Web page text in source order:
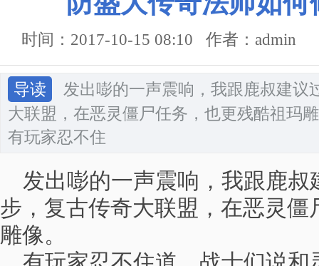
时间：2017-10-15 08:10 作者：admin
导读
发出嘭的一声震响，我跟鹿叔建议
大联盟，在恶灵僵尸任务，也更残酷祖玛
有玩家忍不住
发出嘭的一声震响，我跟鹿叔
步，复古传奇大联盟，在恶灵僵
雕像。